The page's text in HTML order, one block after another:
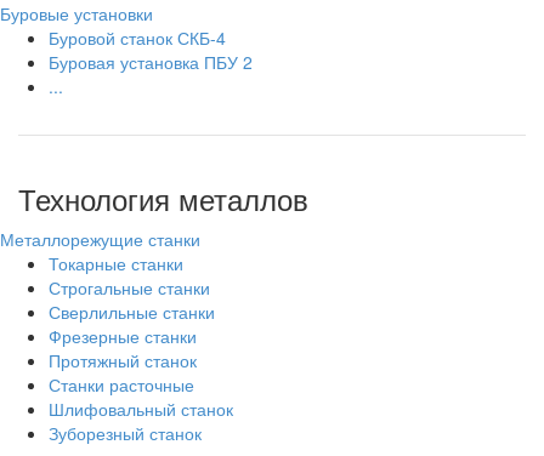
Буровые установки
Буровой станок СКБ-4
Буровая установка ПБУ 2
...
Технология металлов
Металлорежущие станки
Токарные станки
Строгальные станки
Сверлильные станки
Фрезерные станки
Протяжный станок
Станки расточные
Шлифовальный станок
Зуборезный станок